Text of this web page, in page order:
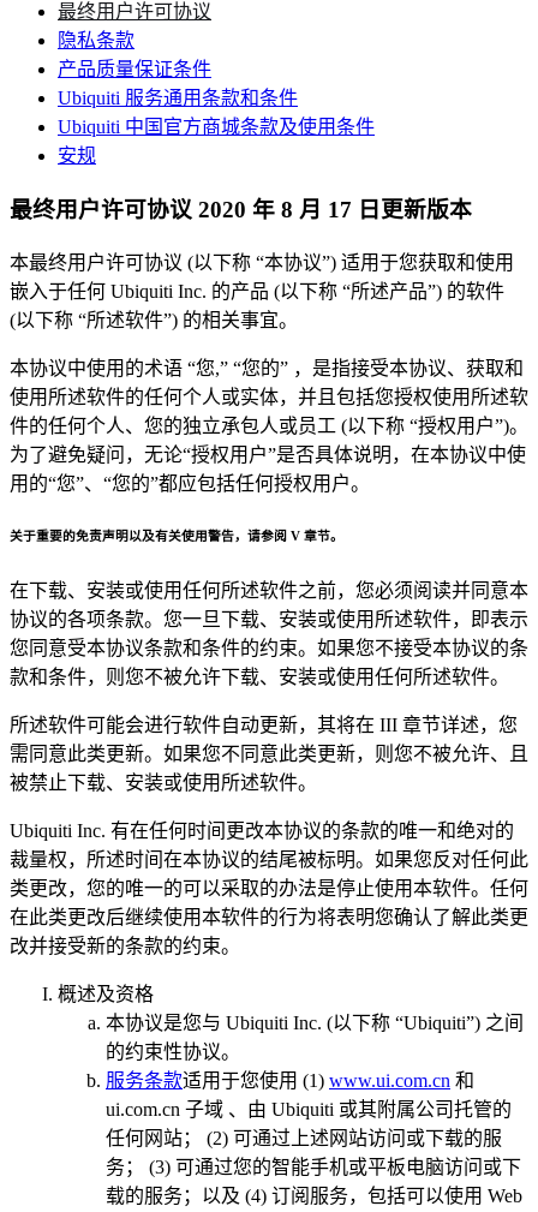
最终用户许可协议
隐私条款
产品质量保证条件
Ubiquiti 服务通用条款和条件
Ubiquiti 中国官方商城条款及使用条件
安规
最终用户许可协议 2020 年 8 月 17 日更新版本
本最终用户许可协议 (以下称 “本协议”) 适用于您获取和使用
嵌入于任何 Ubiquiti Inc. 的产品 (以下称 “所述产品”) 的软件
(以下称 “所述软件”) 的相关事宜。
本协议中使用的术语 “您,” “您的” ，是指接受本协议、获取和
使用所述软件的任何个人或实体，并且包括您授权使用所述软
件的任何个人、您的独立承包人或员工 (以下称 “授权用户”)。
为了避免疑问，无论“授权用户”是否具体说明，在本协议中使
用的“您”、“您的”都应包括任何授权用户。
关于重要的免责声明以及有关使用警告，请参阅 V 章节。
在下载、安装或使用任何所述软件之前，您必须阅读并同意本
协议的各项条款。您一旦下载、安装或使用所述软件，即表示
您同意受本协议条款和条件的约束。如果您不接受本协议的条
款和条件，则您不被允许下载、安装或使用任何所述软件。
所述软件可能会进行软件自动更新，其将在 III 章节详述，您
需同意此类更新。如果您不同意此类更新，则您不被允许、且
被禁止下载、安装或使用所述软件。
Ubiquiti Inc. 有在任何时间更改本协议的条款的唯一和绝对的
裁量权，所述时间在本协议的结尾被标明。如果您反对任何此
类更改，您的唯一的可以采取的办法是停止使用本软件。任何
在此类更改后继续使用本软件的行为将表明您确认了解此类更
改并接受新的条款的约束。
概述及资格
本协议是您与 Ubiquiti Inc. (以下称 “Ubiquiti”) 之间
的约束性协议。
服务条款适用于您使用 (1) www.ui.com.cn 和
ui.com.cn 子域 、由 Ubiquiti 或其附属公司托管的
任何网站； (2) 可通过上述网站访问或下载的服
务； (3) 可通过您的智能手机或平板电脑访问或下
载的服务；以及 (4) 订阅服务，包括可以使用 Web